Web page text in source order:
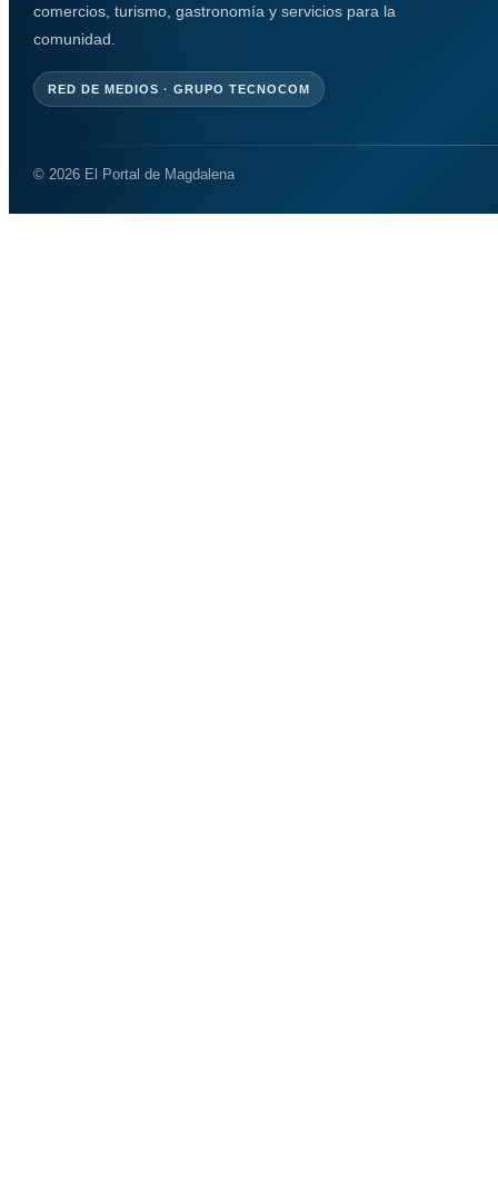
comercios, turismo, gastronomía y servicios para la
comunidad.
RED DE MEDIOS · GRUPO TECNOCOM
© 2026 El Portal de Magdalena